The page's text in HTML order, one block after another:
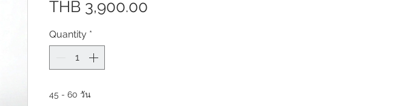
THB 3,900.00
Quantity *
45 - 60 วัน